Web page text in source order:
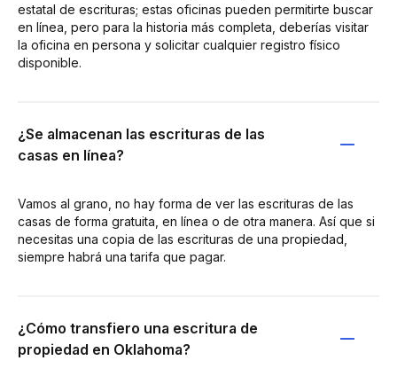
estatal de escrituras; estas oficinas pueden permitirte buscar
en línea, pero para la historia más completa, deberías visitar
la oficina en persona y solicitar cualquier registro físico
disponible.
¿Se almacenan las escrituras de las
casas en línea?
Vamos al grano, no hay forma de ver las escrituras de las
casas de forma gratuita, en línea o de otra manera. Así que si
necesitas una copia de las escrituras de una propiedad,
siempre habrá una tarifa que pagar.
¿Cómo transfiero una escritura de
propiedad en Oklahoma?